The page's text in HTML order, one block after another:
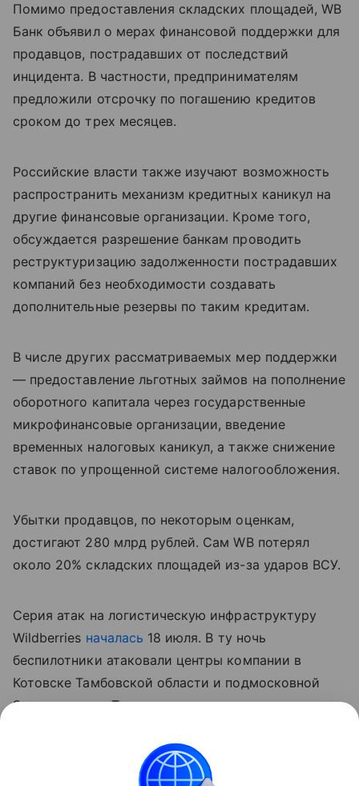
Помимо предоставления складских площадей, WB
Банк объявил о мерах финансовой поддержки для
продавцов, пострадавших от последствий
инцидента. В частности, предпринимателям
предложили отсрочку по погашению кредитов
сроком до трех месяцев.
Российские власти также изучают возможность
распространить механизм кредитных каникул на
другие финансовые организации. Кроме того,
обсуждается разрешение банкам проводить
реструктуризацию задолженности пострадавших
компаний без необходимости создавать
дополнительные резервы по таким кредитам.
В числе других рассматриваемых мер поддержки
— предоставление льготных займов на пополнение
оборотного капитала через государственные
микрофинансовые организации, введение
временных налоговых каникул, а также снижение
ставок по упрощенной системе налогообложения.
Убытки продавцов, по некоторым оценкам,
достигают 280 млрд рублей. Сам WB потерял
около 20% складских площадей из-за ударов ВСУ.
Серия атак на логистическую инфраструктуру
Wildberries началась 18 июля. В ту ночь
беспилотники атаковали центры компании в
Котовске Тамбовской области и подмосковной
Электростали. Также от ударов пострадали
других городах по всей стране.